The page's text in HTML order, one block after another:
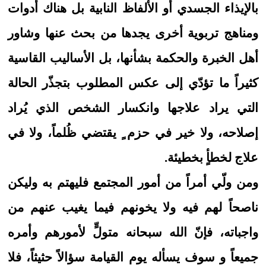
بالإيذاء الجسدي أو الألفاظ النابية بل هناك أدوات
ومناهج تربوية أخرى يجدها من بحث عنها وشاور
أهل الخبرة والحكمة بشأنها، بل الأساليب القاسية
كثيراً ما تؤدّي إلى عكس المطلوب بتجذّر الحالة
التي يراد علاجها وانكسار الشخص الذي يُراد
إصلاحه، ولا خير في حزم ٍ يقتضي ظُلماً، ولا في
علاج لخطأٍ بخطيئة.
ومن ولّي أمراً من أمور المجتمع فليهتم به وليكن
ناصحاً لهم فيه ولا يخونهم فيما يغيب عنهم من
واجباته، فإنّ الله سبحانه متولٍّ لأمورهم وأمره
جميعاً و سوف يسأله يوم القيامة سؤالاً حثيثاً، فلا